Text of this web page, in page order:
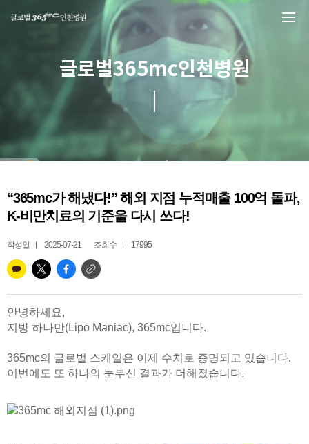
글로벌365mc인천병원
“365mc가 해냈다!” 해외 지점 누적매출 100억 돌파,
K-비만치료의 기준을 다시 쓰다!
작성일 2025-07-21 조회수 17995
안녕하세요,
지방 하나만(Lipo Maniac), 365mc입니다.
365mc의 글로벌 스케일은 이제 수치로 증명되고 있습니다.
이번에도 또 하나의 눈부신 결과가 더해졌습니다.